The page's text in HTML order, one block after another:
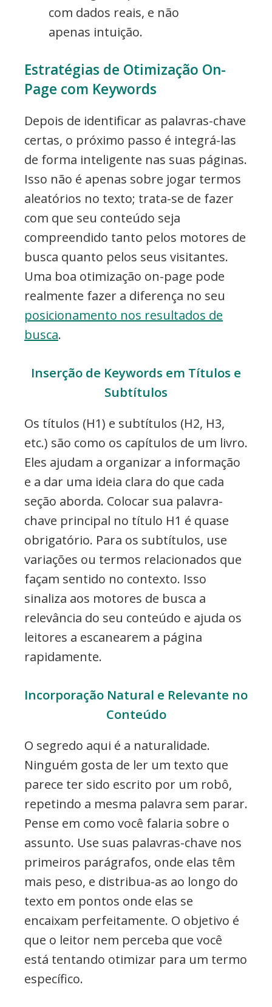
com dados reais, e não
apenas intuição.
Estratégias de Otimização On-
Page com Keywords
Depois de identificar as palavras-chave
certas, o próximo passo é integrá-las
de forma inteligente nas suas páginas.
Isso não é apenas sobre jogar termos
aleatórios no texto; trata-se de fazer
com que seu conteúdo seja
compreendido tanto pelos motores de
busca quanto pelos seus visitantes.
Uma boa otimização on-page pode
realmente fazer a diferença no seu
posicionamento nos resultados de
busca.
Inserção de Keywords em Títulos e
Subtítulos
Os títulos (H1) e subtítulos (H2, H3,
etc.) são como os capítulos de um livro.
Eles ajudam a organizar a informação
e a dar uma ideia clara do que cada
seção aborda. Colocar sua palavra-
chave principal no título H1 é quase
obrigatório. Para os subtítulos, use
variações ou termos relacionados que
façam sentido no contexto. Isso
sinaliza aos motores de busca a
relevância do seu conteúdo e ajuda os
leitores a escanearem a página
rapidamente.
Incorporação Natural e Relevante no
Conteúdo
O segredo aqui é a naturalidade.
Ninguém gosta de ler um texto que
parece ter sido escrito por um robô,
repetindo a mesma palavra sem parar.
Pense em como você falaria sobre o
assunto. Use suas palavras-chave nos
primeiros parágrafos, onde elas têm
mais peso, e distribua-as ao longo do
texto em pontos onde elas se
encaixam perfeitamente. O objetivo é
que o leitor nem perceba que você
está tentando otimizar para um termo
específico.